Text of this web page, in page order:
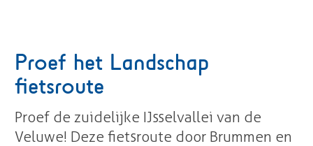
Proef het Landschap
fietsroute
Proef de zuidelijke IJsselvallei van de
Veluwe! Deze fietsroute door Brummen en